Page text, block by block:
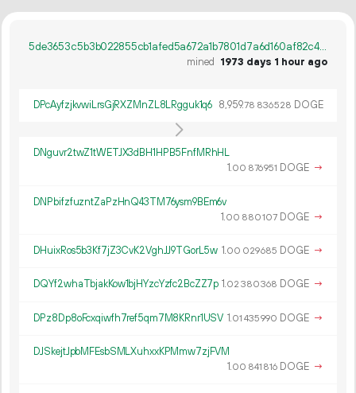
5de3653c5b3b022855cb1afed5a672a1b7801d7a6d160af82c4efde7508a3c32
mined
1973 days 1 hour ago
DPcAyfzjkvwiLrsGjRXZMnZL8LRgguk1q6 8 959.78 836528 DOGE
DNguvr2twZ1tWETJX3dBH1HPB5FnfMRhHL
1.00 876951 DOGE →
DNPbifzfuzntZaPzHnQ43TM76ysm9BEm6v
1.00 880107 DOGE →
DHuixRos5b3Kf7jZ3CvK2VghJJ9TGorL5w 1.00 029685 DOGE →
DQYf2whaTbjakKow1bjHYzcYzfc2BcZZ7p 1.02 380368 DOGE →
DPz8Dp8oFcxqiwfh7ref5qm7M8KRnr1USV 1.01 435990 DOGE →
DJSkejtJpbMFEsbSMLXuhxxKPMmw7zjFVM
1.00 841 816 DOGE →